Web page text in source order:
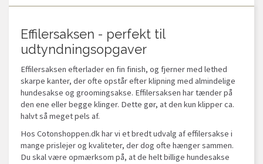
Effilersaksen - perfekt til
udtyndningsopgaver
Effilersaksen efterlader en fin finish, og fjerner med lethed
skarpe kanter, der ofte opstår efter klipning med almindelige
hundesakse og groomingsakse. Effilersaksen har tænder på
den ene eller begge klinger. Dette gør, at den kun klipper ca.
halvt så meget pels af.
Hos Cotonshoppen.dk har vi et bredt udvalg af effilersakse i
mange prislejer og kvaliteter, der dog ofte hænger sammen.
Du skal være opmærksom på, at de helt billige hundesakse